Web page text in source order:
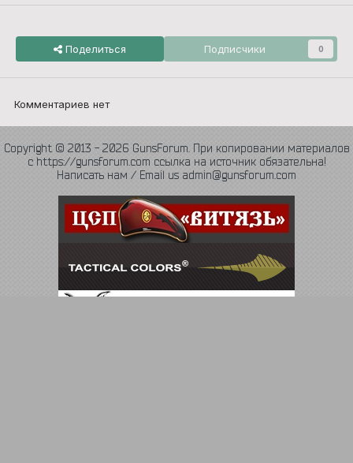
Поделиться Подписчики 0
Комментариев нет
Copyright © 2013 - 2026 GunsForum. При копировании материалов
с https://gunsforum.com ссылка на источник обязательна!
Написать нам / Email us admin@gunsforum.com